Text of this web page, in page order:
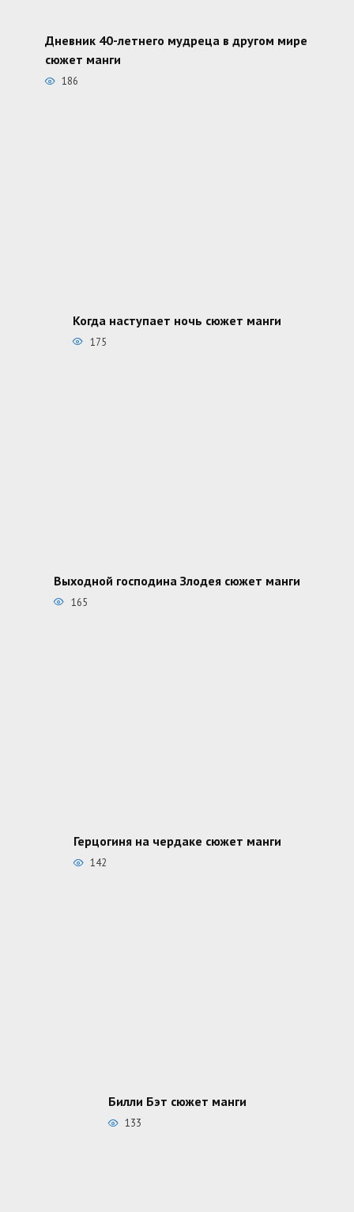
Дневник 40-летнего мудреца в другом мире
сюжет манги
186
Когда наступает ночь сюжет манги
175
Выходной господина Злодея сюжет манги
165
Герцогиня на чердаке сюжет манги
142
Билли Бэт сюжет манги
133